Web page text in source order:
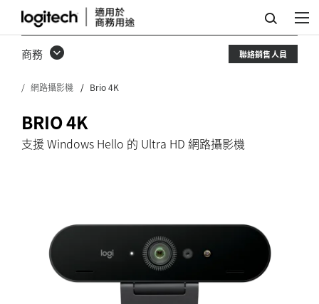
羅
技
BRIO
網
路
攝
商務 聯絡銷售人員
網路攝影機 Brio 4K
BRIO 4K
支援 Windows Hello 的 Ultra HD 網路攝影機